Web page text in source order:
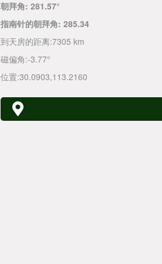
朝拜角: 281.57°
指南针的朝拜角: 285.34
到天房的距离:7305 km
磁偏角:-3.77°
位置:30.0903,113.2160